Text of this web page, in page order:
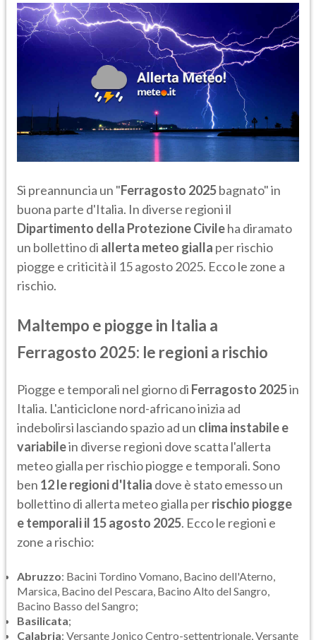
Si preannuncia un "Ferragosto 2025bagnato" in
buona parte d'Italia. In diverse regioni il
Dipartimento della Protezione Civileha diramato
un bollettino di allerta meteo gialla per rischio
piogge e criticità il 15 agosto 2025. Ecco le zone a
rischio.
Maltempo e piogge in Italia a
Ferragosto 2025: le regioni a rischio
Piogge e temporali nel giorno di Ferragosto 2025in
Italia. L'anticiclone nord-africano inizia ad
indebolirsi lasciando spazio ad un clima instabile e
variabilein diverse regioni dove scatta l'allerta
meteo gialla per rischio piogge e temporali. Sono
ben 12 le regioni d'Italia dove è stato emesso un
bollettino di allerta meteo gialla perrischio piogge
e temporali il 15 agosto 2025. Ecco le regioni e
zone a rischio:
Abruzzo: Bacini Tordino Vomano, Bacino dell'Aterno,
Marsica, Bacino del Pescara, Bacino Alto del Sangro,
Bacino Basso del Sangro;
Basilicata;
Calabria: Versante Jonico Centro-settentrionale, Versante